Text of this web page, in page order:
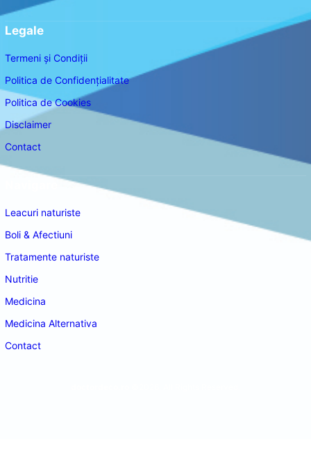
Legale
Termeni și Condiții
Politica de Confidențialitate
Politica de Cookies
Disclaimer
Contact
Leacuri naturiste
Boli & Afectiuni
Tratamente naturiste
Nutritie
Medicina
Medicina Alternativa
Contact